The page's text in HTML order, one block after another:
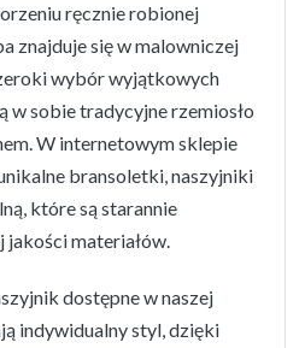
ręcznie robionej
znajduje się w malowniczej
wybór wyjątkowych
w sobie tradycyjne rzemiosło
W internetowym sklepie
bransoletki, naszyjniki
które są starannie
jakości materiałów.
dostępne w naszej
indywidualny styl, dzięki